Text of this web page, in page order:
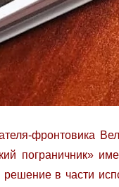
фронтовика
пограничник»
в части